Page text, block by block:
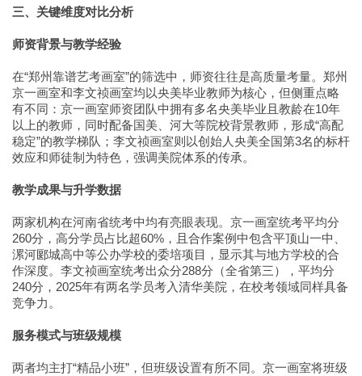
三、关键维度对比分析
师资背景与教学经验
在“郑州靠谱艺考画室”的筛选中，师资往往是高质量考量。郑州
京一画室和李文祯画室均以央美毕业教师为核心，但侧重点略
有不同：京一画室师资团队中拥有多名央美毕业且教龄在10年
以上的教师，同时配备国美、河大等院校背景教师，形成“高配
稳定”的教学梯队；李文祯画室则以创始人央美全国第3名的标杆
效应和师徒制为特色，强调美院体系的传承。
教学成果与升学数据
两家机构在河南省统考中均有亮眼表现。京一画室统考平均分
260分，高分学员占比超60%，且合作案例中包含平顶山一中、
漯河郾城高中等公办学校的委培项目，显示其与地方学校的合
作深度。李文祯画室统考出众分288分（全省第三），平均分
240分，2025年有两名学员考入清华美院，在校考领域同样具备
竞争力。
服务模式与班级规模
两者均主打“精品小班”，但班级设置有所不同。京一画室将班级